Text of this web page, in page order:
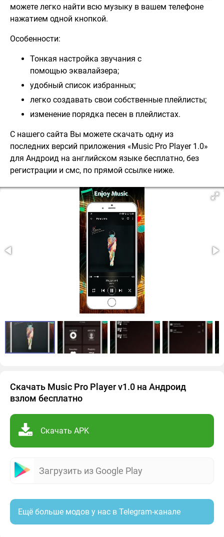
можете легко найти всю музыку в вашем телефоне
нажатием одной кнопкой.
Особенности:
Тонкая настройка звучания с
помощью эквалайзера;
удобный список избранных;
легко создавать свои собственные плейлисты;
изменение порядка песен в плейлистах.
С нашего сайта Вы можете скачать одну из
последних версий приложения «Music Pro Player 1.0»
для Андроид на английском языке бесплатно, без
регистрации и смс, по прямой ссылке ниже.
Скачать Music Pro Player v1.0 на Андроид
взлом бесплатно
Скачать APK
Загрузить из Google Play
Ещё больше модов у нас в Telegram-канале